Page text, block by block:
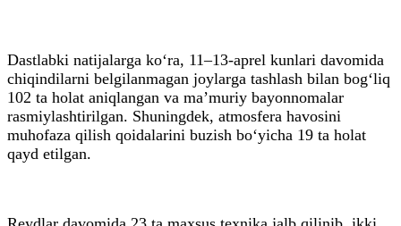
Dastlabki natijalarga ko‘ra, 11–13-aprel kunlari davomida
chiqindilarni belgilanmagan joylarga tashlash bilan bog‘liq
102 ta holat aniqlangan va ma’muriy bayonnomalar
rasmiylashtirilgan. Shuningdek, atmosfera havosini
muhofaza qilish qoidalarini buzish bo‘yicha 19 ta holat
qayd etilgan.